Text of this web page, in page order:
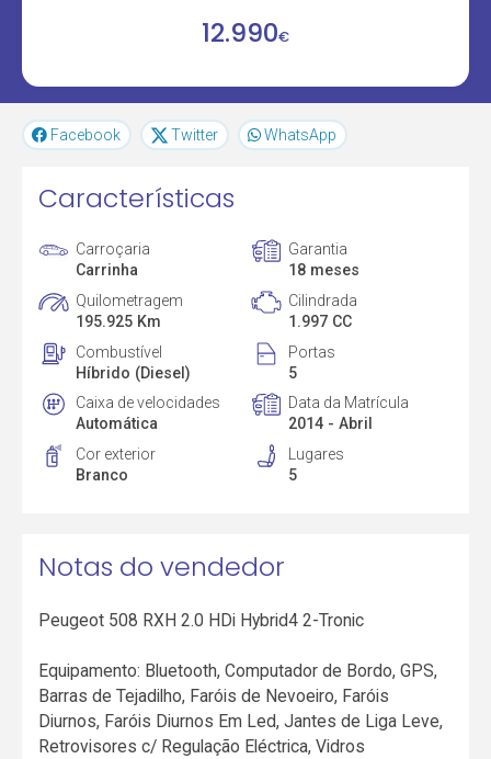
12.990€
Facebook Twitter WhatsApp
Características
Carroçaria
Carrinha
Garantia
18 meses
Quilometragem
195.925 Km
Cilindrada
1.997 CC
Combustível
Híbrido (Diesel)
Portas
5
Caixa de velocidades
Automática
Data da Matrícula
2014 - Abril
Cor exterior
Branco
Lugares
5
Notas do vendedor
Peugeot 508 RXH 2.0 HDi Hybrid4 2-Tronic
Equipamento: Bluetooth, Computador de Bordo, GPS,
Barras de Tejadilho, Faróis de Nevoeiro, Faróis
Diurnos, Faróis Diurnos Em Led, Jantes de Liga Leve,
Retrovisores c/ Regulação Eléctrica, Vidros